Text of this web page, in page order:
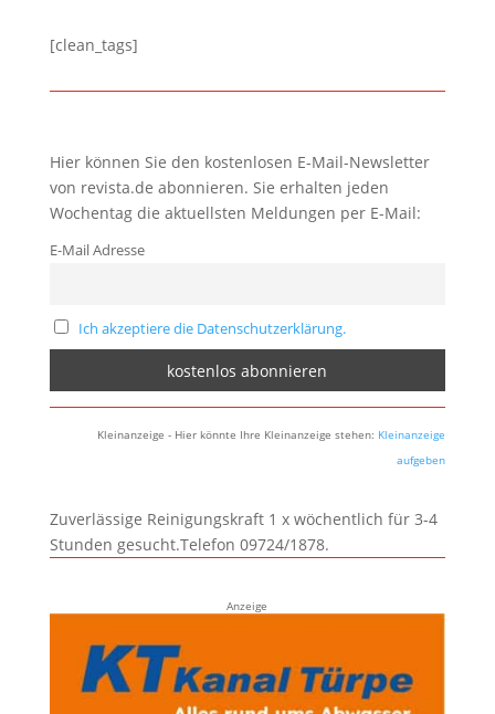
[clean_tags]
Hier können Sie den kostenlosen E-Mail-Newsletter
von revista.de abonnieren. Sie erhalten jeden
Wochentag die aktuellsten Meldungen per E-Mail:
E-Mail Adresse
Ich akzeptiere die Datenschutzerklärung.
Kleinanzeige - Hier könnte Ihre Kleinanzeige stehen: Kleinanzeige
aufgeben
Zuverlässige Reinigungskraft 1 x wöchentlich für 3-4
Stunden gesucht.Telefon 09724/1878.
Anzeige